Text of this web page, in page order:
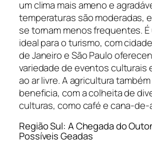
um clima mais ameno e
temperaturas são moderadas,
se tornam menos frequentes.
ideal para o turismo, com
de Janeiro e São Paulo
variedade de eventos culturais
ao ar livre. A agricultura
beneficia, com a colheita de
culturas, como café e cana-de-
Região Sul: A Chegada do
Possíveis Geadas